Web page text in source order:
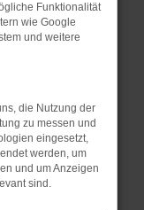
Stand
ein
dazu
nicht mehr
Funktionalität
wie Google
und weitere
die Nutzung der
zu messen und
eingesetzt,
werden, um
und um Anzeigen
sind.